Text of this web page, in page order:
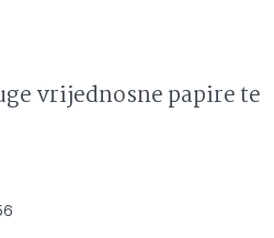
vrijednosne papire te